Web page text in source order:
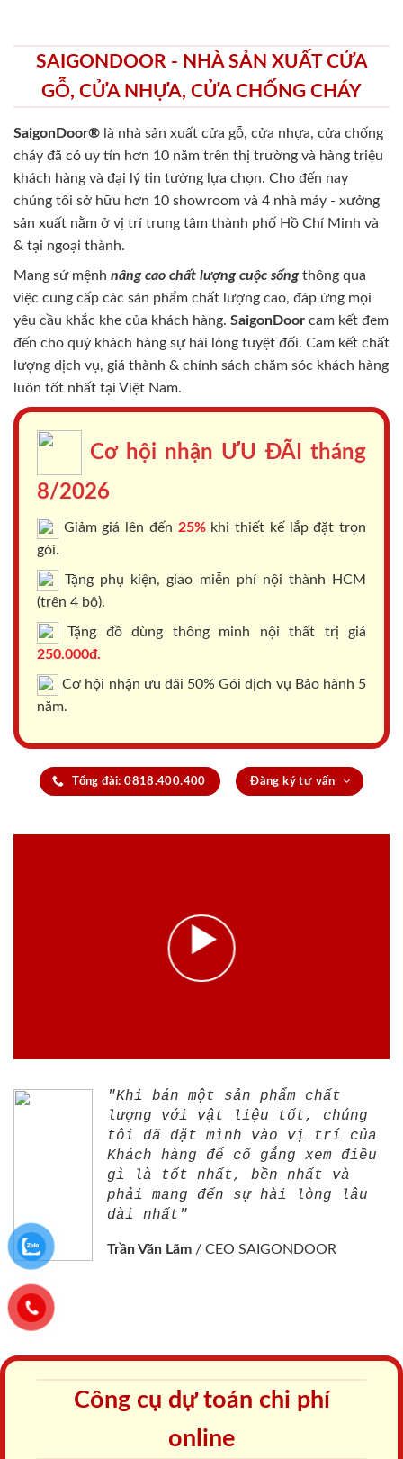
SAIGONDOOR - NHÀ SẢN XUẤT CỬA
GỖ, CỬA NHỰA, CỬA CHỐNG CHÁY
SaigonDoor® là nhà sản xuất cửa gỗ, cửa nhựa, cửa chống
cháy đã có uy tín hơn 10 năm trên thị trường và hàng triệu
khách hàng và đại lý tin tưởng lựa chọn. Cho đến nay
chúng tôi sở hữu hơn 10 showroom và 4 nhà máy - xưởng
sản xuất nằm ở vị trí trung tâm thành phố Hồ Chí Minh và
& tại ngoại thành.
Mang sứ mệnh nâng cao chất lượng cuộc sốngthông qua
việc cung cấp các sản phẩm chất lượng cao, đáp ứng mọi
yêu cầu khắc khe của khách hàng. SaigonDoor cam kết đem
đến cho quý khách hàng sự hài lòng tuyệt đối. Cam kết chất
lượng dịch vụ, giá thành & chính sách chăm sóc khách hàng
luôn tốt nhất tại Việt Nam.
Cơ hội nhận ƯU ĐÃI tháng
8/2026
Giảm giá lên đến 25%khi thiết kế lắp đặt trọn
gói.
Tặng phụ kiện, giao miễn phí nội thành HCM
(trên 4 bộ).
Tặng đồ dùng thông minh nội thất trị giá
250.000đ.
Cơ hội nhận ưu đãi 50% Gói dịch vụ Bảo hành 5
năm.
Tổng đài: 0818.400.400 Đăng ký tư vấn
"Khi bán một sản phẩm chất
lượng với vật liệu tốt, chúng
tôi đã đặt mình vào vị trí của
Khách hàng để cố gắng xem điều
gì là tốt nhất, bền nhất và
phải mang đến sự hài lòng lâu
dài nhất"
Trần Văn Lãm / CEO SAIGONDOOR
Công cụ dự toán chi phí
online